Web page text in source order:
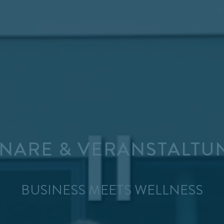
&
BUSINESS MEETS WELLNESS